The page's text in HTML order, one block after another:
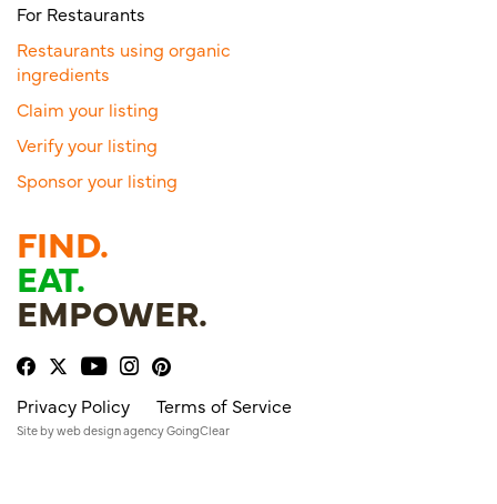
For Restaurants
Restaurants using organic
ingredients
Claim your listing
Verify your listing
Sponsor your listing
FIND.
EAT.
EMPOWER.
Privacy Policy Terms of Service
Site byweb design agencyGoingClear